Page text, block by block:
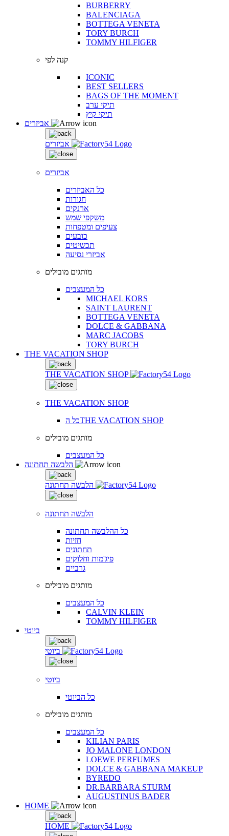
BURBERRY
BALENCIAGA
BOTTEGA VENETA
TORY BURCH
TOMMY HILFIGER
קנה לפי
ICONIC
BEST SELLERS
BAGS OF THE MOMENT
תיקי ערב
תיקי קיץ
אביזרים
אביזרים
כל האביזרים
חגורות
ארנקים
משקפי שמש
צעיפים ומטפחות
כובעים
תכשיטים
אביזרי נסיעה
מותגים מובילים
כל המעצבים
MICHAEL KORS
SAINT LAURENT
BOTTEGA VENETA
DOLCE & GABBANA
MARC JACOBS
TORY BURCH
THE VACATION SHOP
THE VACATION SHOP
THE VACATION SHOP
כל הTHE VACATION SHOP
מותגים מובילים
כל המעצבים
הלבשה תחתונה
הלבשה תחתונה
כל ההלבשה תחתונה
חזיות
תחתונים
פיג'מות וחלוקים
גרביים
מותגים מובילים
כל המעצבים
CALVIN KLEIN
TOMMY HILFIGER
ביוטי
ביוטי
ביוטי
כל הביוטי
מותגים מובילים
כל המעצבים
KILIAN PARIS
JO MALONE LONDON
LOEWE PERFUMES
DOLCE & GABBANA MAKEUP
BYREDO
DR.BARBARA STURM
AUGUSTINUS BADER
HOME
HOME